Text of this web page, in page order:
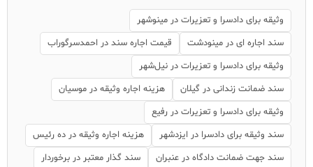
وثیقه برای دادسرا و تعزیرات در مینوشهر
سند اجاره ای در مینودشت
قیمت اجاره سند در احمدسرگوراب
وثیقه برای دادسرا و تعزیرات در نیل‌شهر
سند ضمانت زندانی در گیلان
هزینه اجاره وثیقه در موسیان
وثیقه برای دادسرا و تعزیرات در رفیع
سند وثیقه برای دادسرا در ایزدشهر
هزینه اجاره وثیقه در ده رئیس
سند جهت ضمانت دادگاه در عنبران
سند گذار معتبر در برخوردار